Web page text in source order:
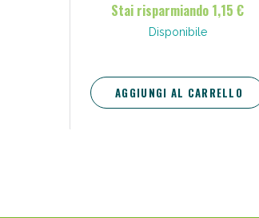
Stai risparmiando 1,15 €
Disponibile
AGGIUNGI AL CARRELLO